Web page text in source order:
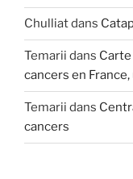
Chulliatdans
Temarii dans
cancers en
Temarii dans
cancers